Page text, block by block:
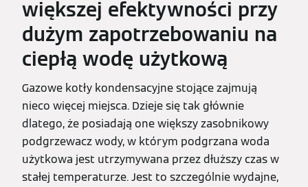
większej efektywności przy
dużym zapotrzebowaniu na
ciepłą wodę użytkową
Gazowe kotły kondensacyjne stojące zajmują
nieco więcej miejsca. Dzieje się tak głównie
dlatego, że posiadają one większy zasobnikowy
podgrzewacz wody, w którym podgrzana woda
użytkowa jest utrzymywana przez dłuższy czas w
stałej temperaturze. Jest to szczególnie wydajne,